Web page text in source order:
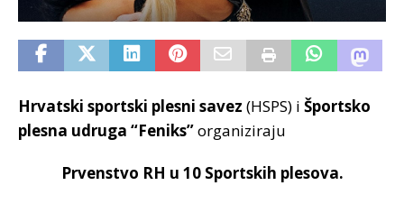
Hrvatski sportski plesni savez (HSPS) i Športsko
plesna udruga “Feniks”organiziraju
Prvenstvo RH u 10 Sportskih plesova.